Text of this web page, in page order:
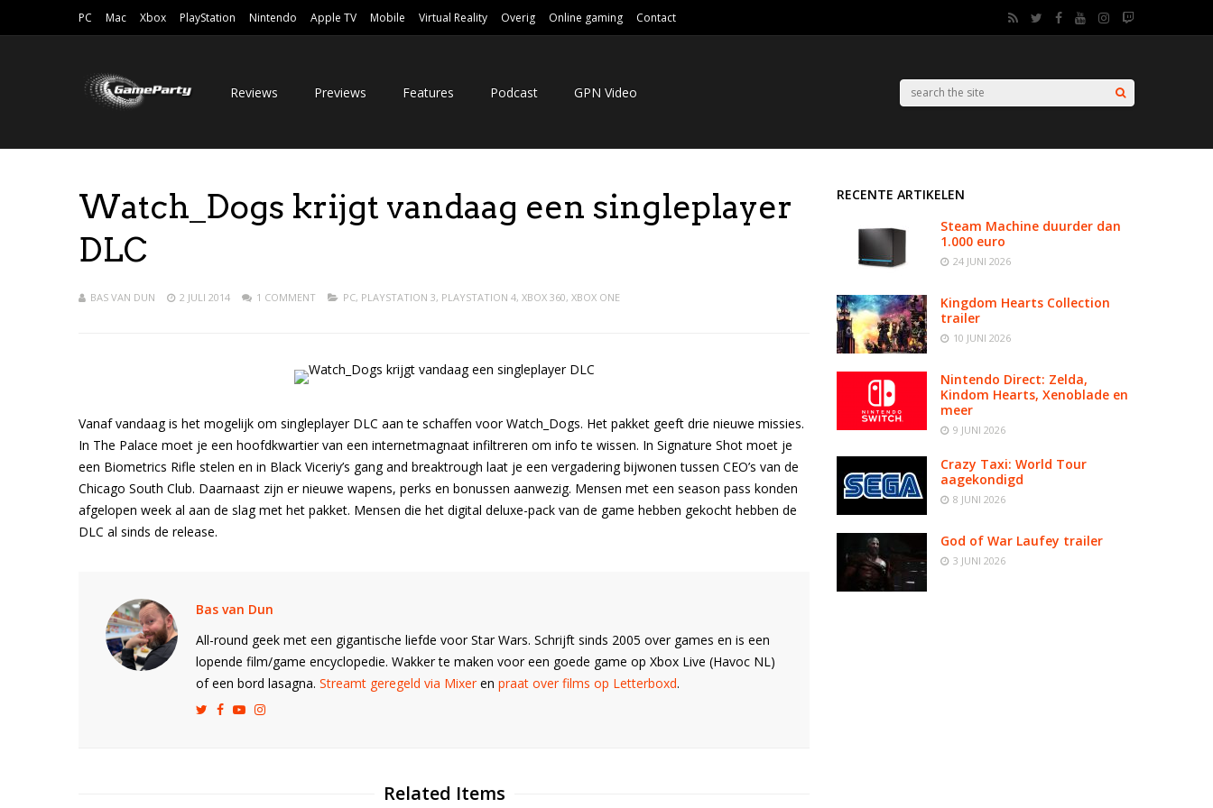
PC Mac Xbox PlayStation Nintendo Apple TV Mobile Virtual Reality Overig Online gaming Contact
Reviews Previews Features Podcast GPN Video
Watch_Dogs krijgt vandaag een singleplayer
DLC
BAS VAN DUN 2 JULI 2014 1 COMMENT PC, PLAYSTATION 3, PLAYSTATION 4, XBOX 360, XBOX ONE
Vanaf vandaag is het mogelijk om singleplayer DLC aan te schaffen voor Watch_Dogs. Het pakket geeft drie nieuwe missies.
In The Palace moet je een hoofdkwartier van een internetmagnaat infiltreren om info te wissen. In Signature Shot moet je
een Biometrics Rifle stelen en in Black Viceriy’s gang and breaktrough laat je een vergadering bijwonen tussen CEO’s van de
Chicago South Club. Daarnaast zijn er nieuwe wapens, perks en bonussen aanwezig. Mensen met een season pass konden
afgelopen week al aan de slag met het pakket. Mensen die het digital deluxe-pack van de game hebben gekocht hebben de
DLC al sinds de release.
Bas van Dun
All-round geek met een gigantische liefde voor Star Wars. Schrijft sinds 2005 over games en is een
lopende film/game encyclopedie. Wakker te maken voor een goede game op Xbox Live (Havoc NL)
of een bord lasagna. Streamt geregeld via Mixeren praat over films op Letterboxd.
Related Items
RECENTE ARTIKELEN
Steam Machine duurder dan
1.000 euro
24 JUNI 2026
Kingdom Hearts Collection
trailer
10 JUNI 2026
Nintendo Direct: Zelda,
Kindom Hearts, Xenoblade en
meer
9 JUNI 2026
Crazy Taxi: World Tour
aagekondigd
8 JUNI 2026
God of War Laufey trailer
3 JUNI 2026